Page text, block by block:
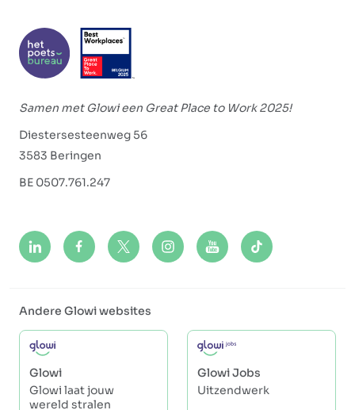
Samen met Glowi een Great Place to Work 2025!
Diestersesteenweg 56
3583 Beringen
BE 0507.761.247
Andere Glowi websites
Glowi
Glowi laat jouw
wereld stralen
Glowi Jobs
Uitzendwerk